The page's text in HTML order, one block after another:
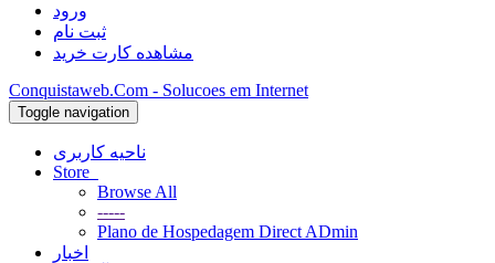
ورود
ثبت نام
مشاهده کارت خرید
Conquistaweb.Com - Solucoes em Internet
Toggle navigation
ناحیه کاربری
Store
Browse All
-----
Plano de Hospedagem Direct ADmin
اخبار